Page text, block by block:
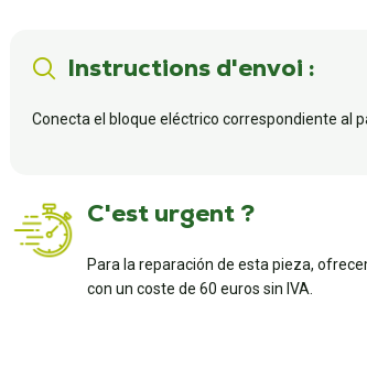
Instructions d'envoi :
Conecta el bloque eléctrico correspondiente al
C'est urgent ?
Para la reparación de esta pieza,
con un coste de 60 euros sin IVA.